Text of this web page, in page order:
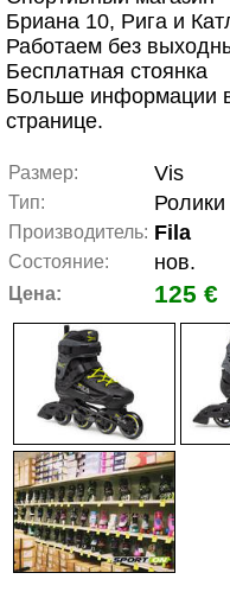
Бриана 10, Рига и
Работаем без
Бесплатная стоянка
Больше информации
странице.
Размер: Vis
Тип: Ролики
Производитель: Fila
Состояние: нов.
Цена: 125 €